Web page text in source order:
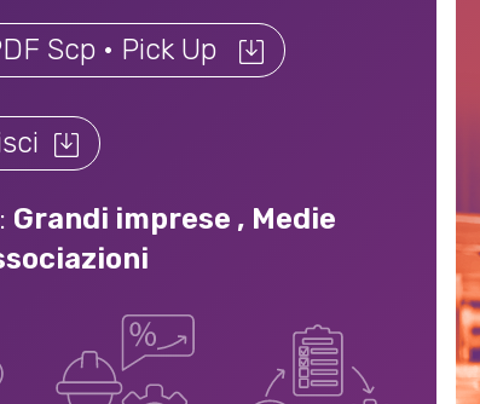
Scp • Pick Up
Il
PDF
Grandi imprese , Medie